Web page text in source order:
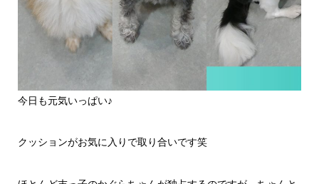
今日も元気いっぱい♪
クッションがお気に入りで取り合いです笑